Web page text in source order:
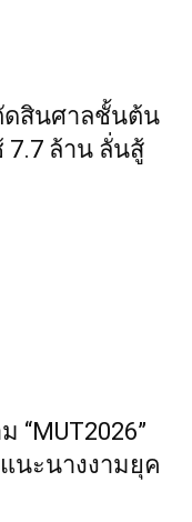
ดสินศาลชั้นต้น
ล้าน ลั่นสู้
“MUT2026”
นะนางงามยุค